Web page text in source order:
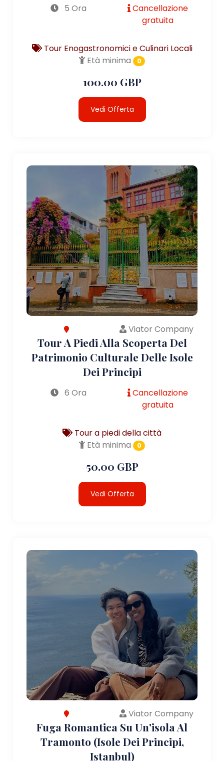
5 Ora
Cancellazione
gratuita
Tour Enogastronomici e Culinari Locali
Età minima
0
100.00 GBP
Vedi Offerta
Viator Company
Tour A Piedi Alla Scoperta Del
Patrimonio Culturale Delle Isole
Dei Principi
6 Ora
Cancellazione
gratuita
Tour a piedi della città
Età minima
0
50.00 GBP
Vedi Offerta
Viator Company
Fuga Romantica Su Un'isola Al
Tramonto (Isole Dei Principi,
Istanbul)